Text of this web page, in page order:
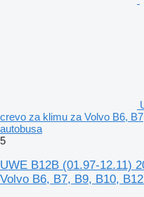
crevo za klimu za Volvo B6,
autobusa
5
UWE B12B (01.97-12.11)
Volvo B6, B7, B9, B10,